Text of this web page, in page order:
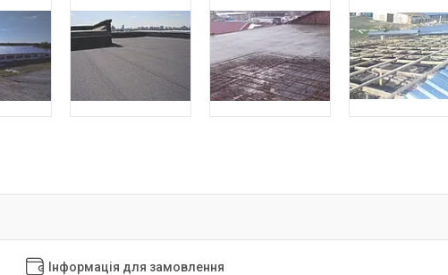
Інформація для замовлення